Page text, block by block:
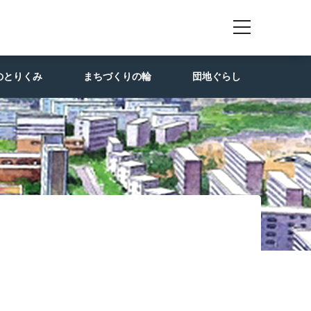
とりくみ まちづくりの輪 団地ぐらし